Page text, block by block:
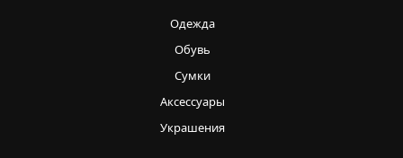
Одежда
Обувь
Сумки
Аксессуары
Украшения